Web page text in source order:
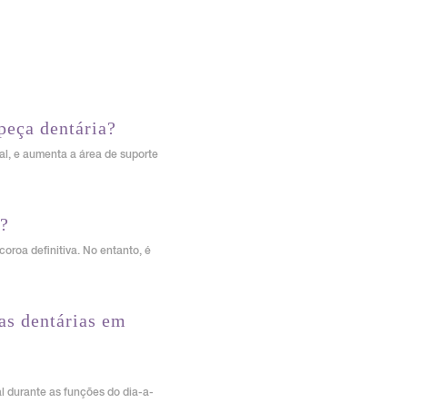
dentária?
e aumenta a área de suporte
definitiva. No entanto, é
dentárias em
durante as funções do dia-a-